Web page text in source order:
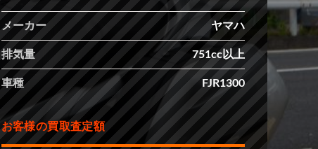
メーカー ヤマハ
排気量 751cc以上
車種 FJR1300
お客様の買取査定額